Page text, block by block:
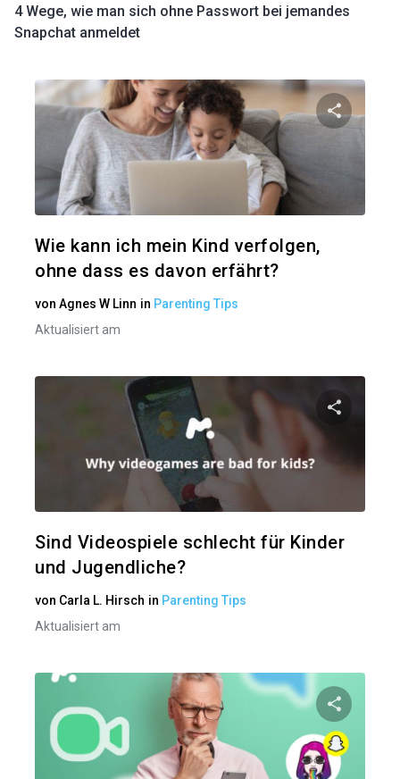
4 Wege, wie man sich ohne Passwort bei jemandes
Snapchat anmeldet
Diesen
Wie kann ich mein Kind verfolgen,
ohne dass es davon erfährt?
von Agnes W Linn in Parenting Tips
Aktualisiert am
Sind Videospiele schlecht für Kinder
und Jugendliche?
von Carla L. Hirsch in Parenting Tips
Aktualisiert am
Diesen